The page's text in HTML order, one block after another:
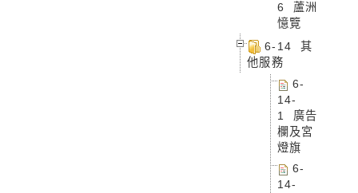
6 蘆洲
憶覽
6-14 其
他服務
6-
14-
1 廣告
欄及宮
燈旗
6-
14-